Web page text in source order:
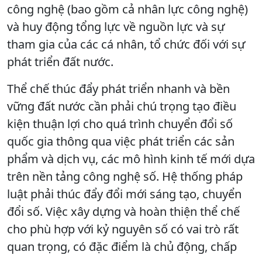
công nghệ (bao gồm cả nhân lực công nghệ)
và huy động tổng lực về nguồn lực và sự
tham gia của các cá nhân, tổ chức đối với sự
phát triển đất nước.
Thể chế thúc đẩy phát triển nhanh và bền
vững đất nước cần phải chú trọng tạo điều
kiện thuận lợi cho quá trình chuyển đổi số
quốc gia thông qua việc phát triển các sản
phẩm và dịch vụ, các mô hình kinh tế mới dựa
trên nền tảng công nghệ số. Hệ thống pháp
luật phải thúc đẩy đổi mới sáng tạo, chuyển
đổi số. Việc xây dựng và hoàn thiện thể chế
cho phù hợp với kỷ nguyên số có vai trò rất
quan trọng, có đặc điểm là chủ động, chấp